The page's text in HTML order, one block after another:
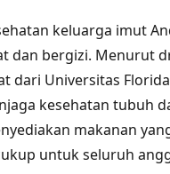
keluarga imut
dan bergizi. Menurut
dari Universitas
kesehatan tubuh
makanan
untuk seluruh